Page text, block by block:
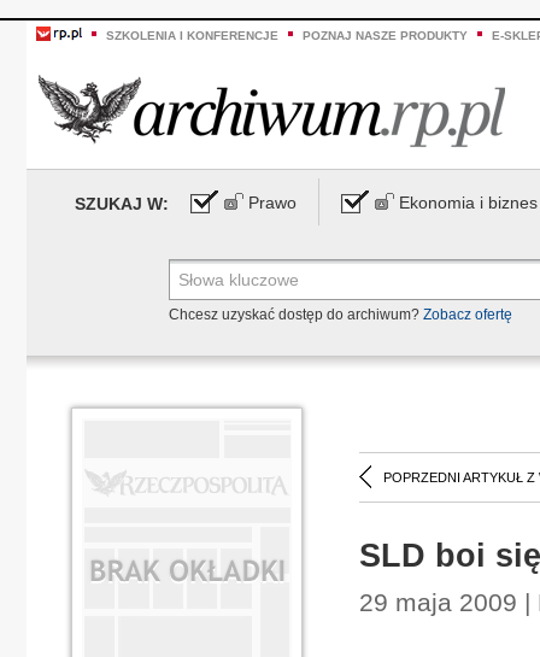
SZKOLENIA I KONFERENCJE POZNAJ NASZE PRODUKTY E-
SZUKAJ W: Prawo Ekonomia i biznes
Chcesz uzyskać dostęp do archiwum? Zobacz ofertę
POPRZEDNI ARTYKUŁ Z
SLD boi
29 maja 2009 |